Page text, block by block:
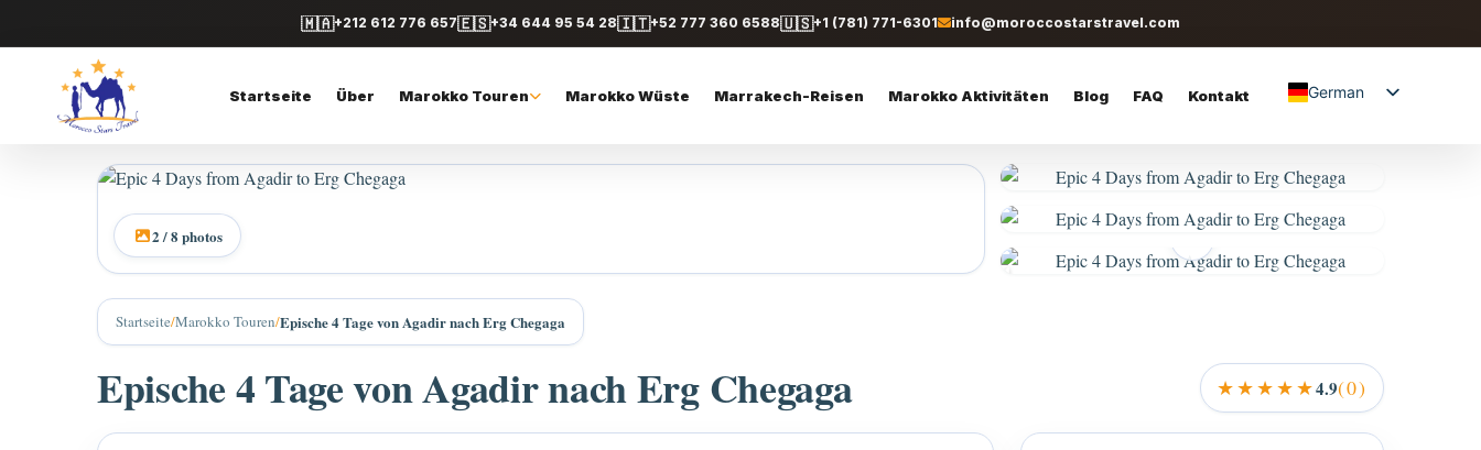
🇲🇦+212 612 776 657🇪🇸+34 644 95 54 28🇮🇹+52 777 360 6588🇺🇸+1 (781) 771-6301 info@moroccostarstravel.com
Startseite Über Marokko Touren Marokko Wüste Marrakech-Reisen Marokko Aktivitäten Blog FAQ Kontakt
German
2 / 8 photos
+4
Startseite/Marokko Touren/Epische 4 Tage von Agadir nach Erg Chegaga
Epische 4 Tage von Agadir nach Erg Chegaga ★★★★★4.9(0)